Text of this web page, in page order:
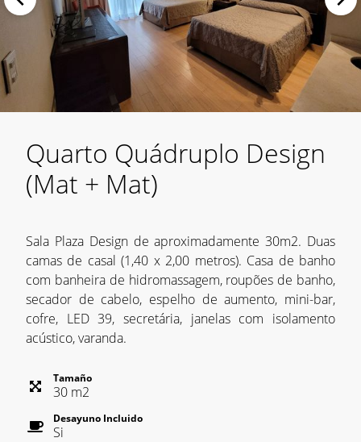
Quarto Quádruplo Design
(Mat + Mat)
Sala Plaza Design de aproximadamente 30m2. Duas
camas de casal (1,40 x 2,00 metros). Casa de banho
com banheira de hidromassagem, roupões de banho,
secador de cabelo, espelho de aumento, mini-bar,
cofre, LED 39, secretária, janelas com isolamento
acústico, varanda.
Tamaño
30 m2
Desayuno Incluido
Si